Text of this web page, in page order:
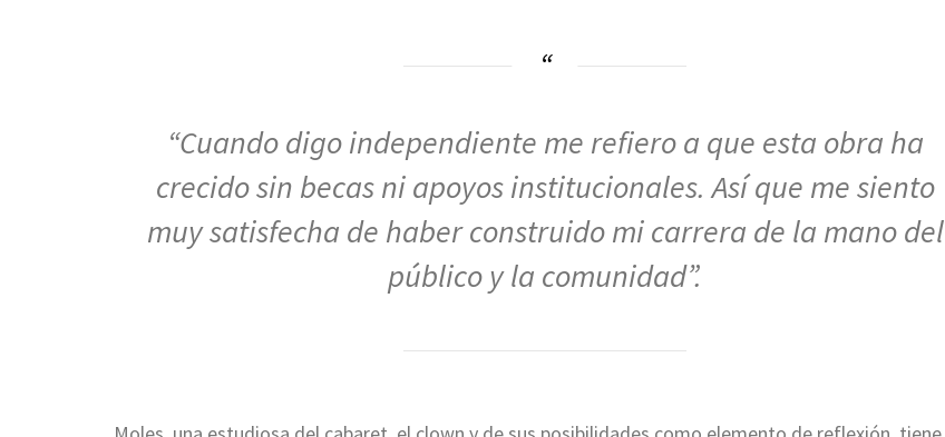
“Cuando digo independiente me refiero a que esta obra ha
crecido sin becas ni apoyos institucionales. Así que me siento
muy satisfecha de haber construido mi carrera de la mano del
público y la comunidad”.